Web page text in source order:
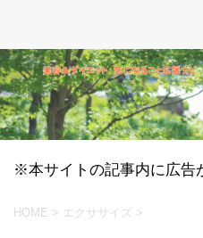
※本サイトの記事内に広告
HOME > エクササイズ >